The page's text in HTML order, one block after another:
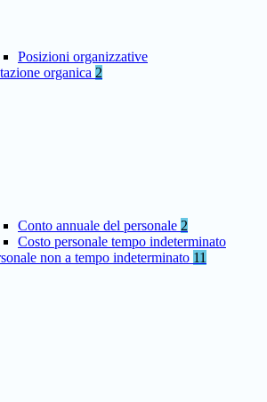
Posizioni organizzative
organica 2
Conto annuale del personale 2
Costo personale tempo indeterminato
non a tempo indeterminato 11